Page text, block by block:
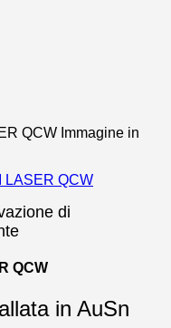
di
QCW
in AuSn